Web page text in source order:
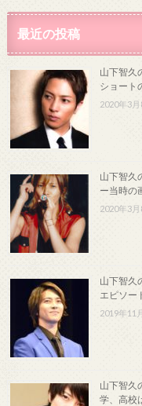
最近の投稿
山下智久
ショート
2020年3月
山下智久
ー当時の
2020年3月
山下智久
エピソー
2019年11
山下智久
学、高校